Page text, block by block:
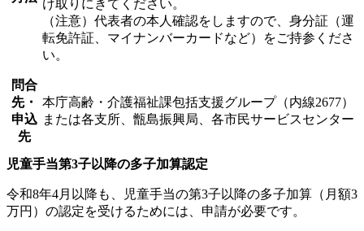
け取りにきてください。
（注意）代表者の本人確認をしますので、身分証（運
転免許証、マイナンバーカードなど）をご持参くださ
い。
問合
先・
申込
先
本庁高齢・介護福祉課包括支援グループ（内線2677）
または各支所、甑島振興局、各市民サービスセンター
児童手当第3子以降の多子加算認定
令和8年4月以降も、児童手当の第3子以降の多子加算（月額3
万円）の認定を受けるためには、申請が必要です。